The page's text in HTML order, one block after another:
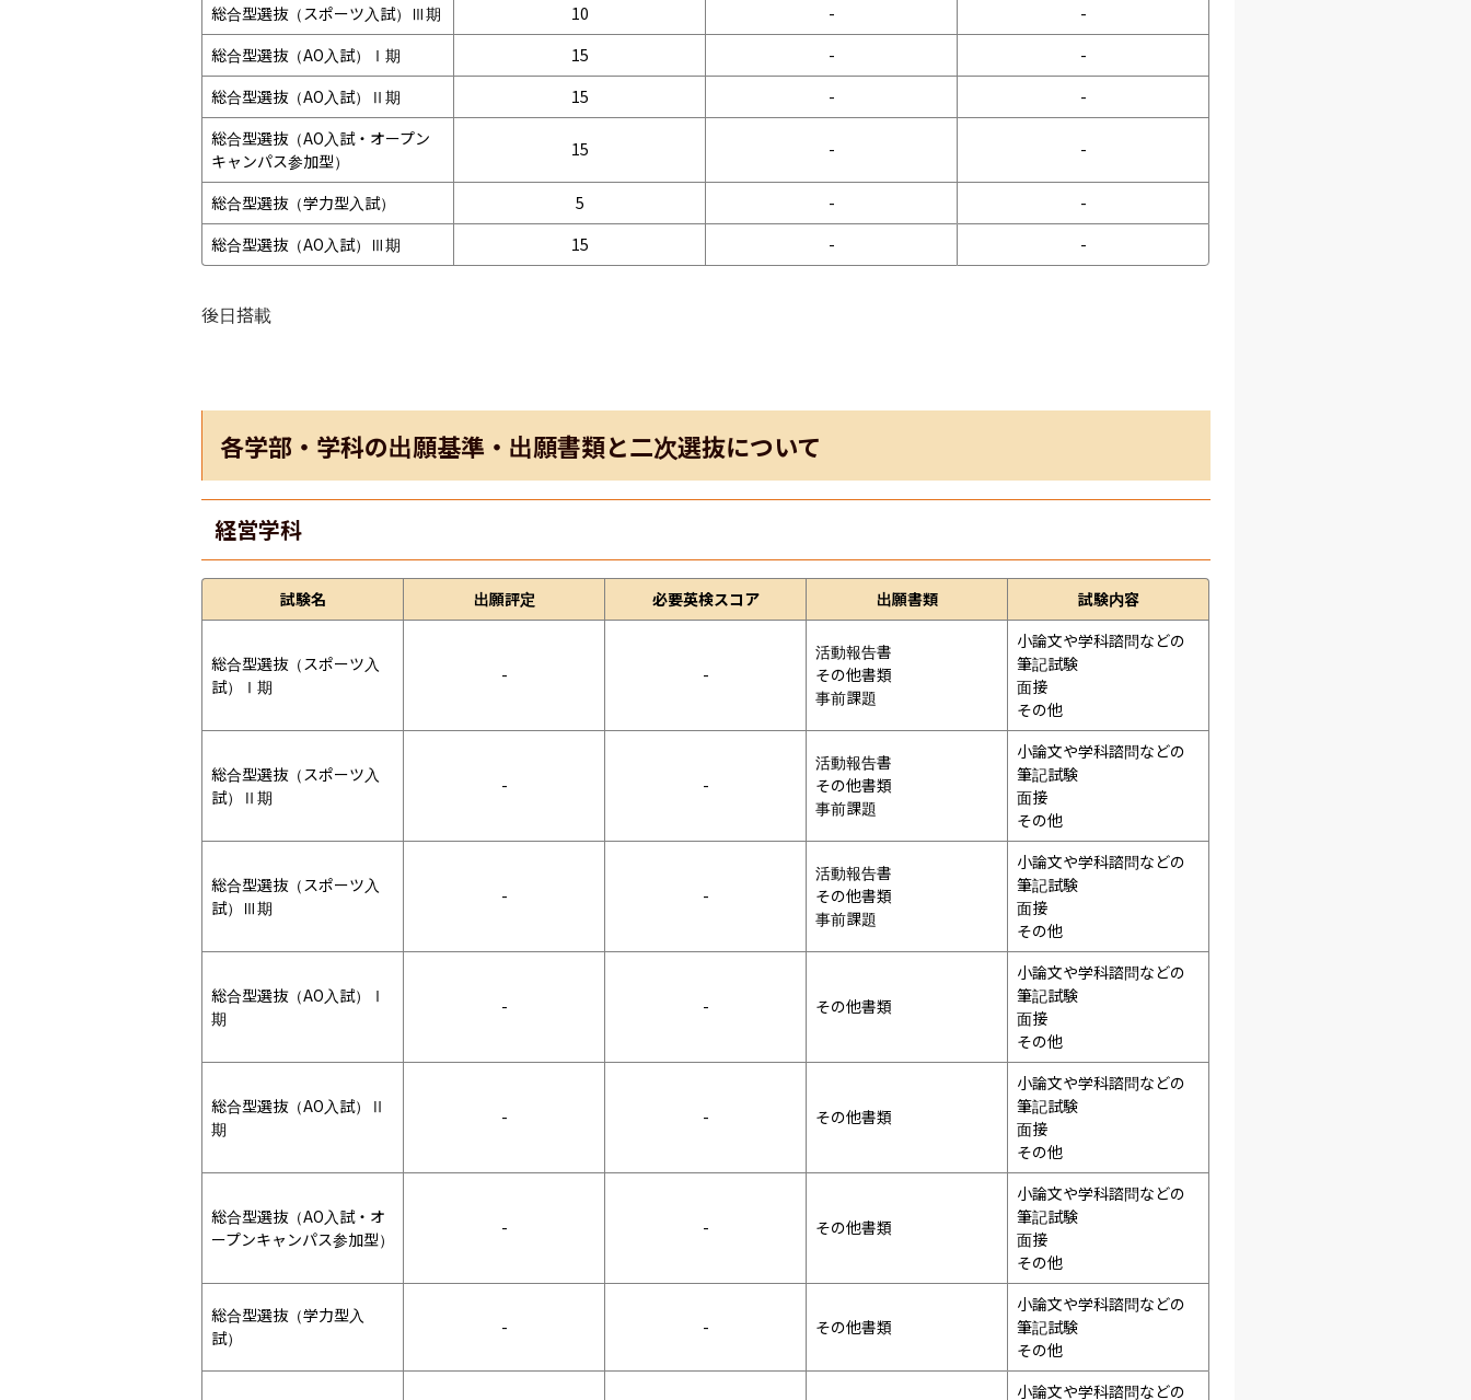
総合型選抜（スポーツ入試）Ⅲ期
10 -
-
総合型選抜（AO入試）Ⅰ期
15 -
-
総合型選抜（AO入試）Ⅱ期
15 -
-
総合型選抜（AO入試・オープン
キャンパス参加型）
15 - -
総合型選抜（学力型入試） 5 -
-
総合型選抜（AO入試）Ⅲ期
15 - -
後日搭載
各学部・学科の出願基準・出願書類と二次選抜について
経営学科
試験名 出願評定 必要英検スコア 出願書類 試験内容
総合型選抜（スポーツ入
試）Ⅰ期
- -
活動報告書
その他書類
事前課題
小論文や学科諮問などの
筆記試験
面接
その他
総合型選抜（スポーツ入
試）Ⅱ期
- -
活動報告書
その他書類
事前課題
小論文や学科諮問などの
筆記試験
面接
その他
総合型選抜（スポーツ入
試）Ⅲ期
- -
活動報告書
その他書類
事前課題
小論文や学科諮問などの
筆記試験
面接
その他
総合型選抜（AO入試）Ⅰ
期
- - その他書類
小論文や学科諮問などの
筆記試験
面接
その他
総合型選抜（AO入試）Ⅱ
期
- - その他書類
小論文や学科諮問などの
筆記試験
面接
その他
総合型選抜（AO入試・オ
ープンキャンパス参加型）
- - その他書類
小論文や学科諮問などの
筆記試験
面接
その他
総合型選抜（学力型入
試）
- - その他書類
小論文や学科諮問などの
筆記試験
その他
小論文や学科諮問などの